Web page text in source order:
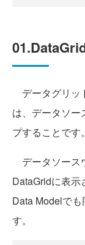
データグリッ
は、データソー
プすることです。
データソース
DataGridに表
Data Modelで
す。